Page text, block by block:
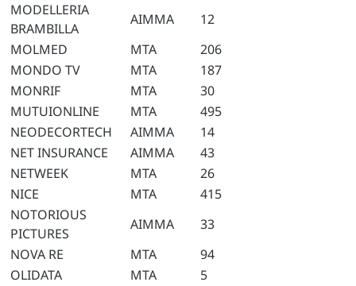
MODELLERIA
BRAMBILLA
AIMMA
12
MOLMED
MTA
206
MONDO TV
MTA
187
MONRIF
MTA
30
MUTUIONLINE
MTA
495
NEODECORTECH
AIMMA
14
NET INSURANCE
AIMMA
43
NETWEEK
MTA
26
NICE
MTA
415
NOTORIOUS
PICTURES
AIMMA
33
NOVA RE
MTA
94
OLIDATA
MTA
5